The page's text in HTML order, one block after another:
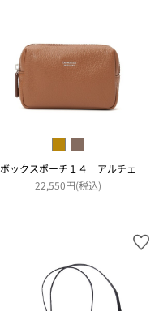
ボックスポーチ１４ アルチェ
22,550円(税込)